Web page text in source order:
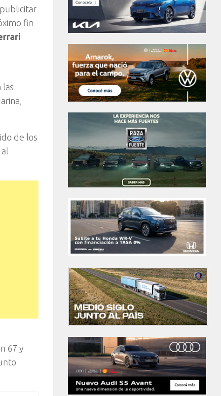
fin
las
de los
67 y